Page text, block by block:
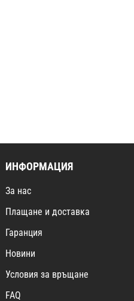
ИНФОРМАЦИЯ
За нас
Плащане и доставка
Гаранция
Новини
Условия за връщане
FAQ